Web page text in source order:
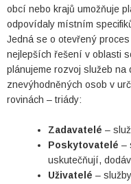
obcí nebo krajů umožňuje
odpovídaly místním
Jedná se o otevřený
nejlepších řešení v oblasti
plánujeme rozvoj služeb
znevýhodněných osob v
rovinách – triády:
Zadavatelé –
Poskytovatelé –
uskutečňují,
Uživatelé –